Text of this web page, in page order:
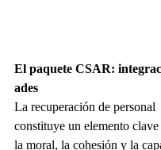
El paquete CSAR:
ades
La recuperación de personal
constituye un elemento clave
la moral, la cohesión y la